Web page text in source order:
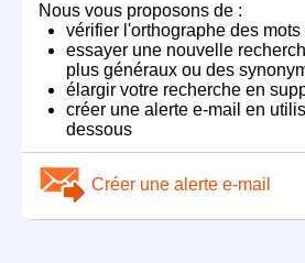
Nous vous proposons de :
vérifier l'orthographe des
essayer une nouvelle
plus généraux ou des
élargir votre recherche en
créer une alerte e-mail en
dessous
Créer une alerte e-mail